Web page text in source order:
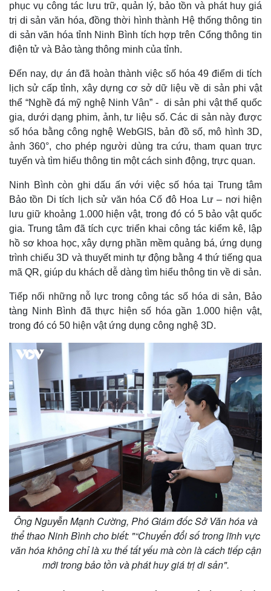
Kinh tế
Bất động sản
Khởi nghiệp
Thị trường
Giá vàng
Tiêu dùng
Tỷ giá
Giá cà phê
phục vụ công tác lưu trữ, quản lý, bảo tồn và phát huy giá
trị di sản văn hóa, đồng thời hình thành Hệ thống thông tin
di sản văn hóa tỉnh Ninh Bình tích hợp trên Cổng thông tin
điện tử và Bảo tàng thông minh của tỉnh.
Đến nay, dự án đã hoàn thành việc số hóa 49 điểm di tích
lịch sử cấp tỉnh, xây dựng cơ sở dữ liệu về di sản phi vật
thể “Nghề đá mỹ nghệ Ninh Vân” - di sản phi vật thể quốc
gia, dưới dạng phim, ảnh, tư liệu số. Các di sản này được
số hóa bằng công nghệ WebGIS, bản đồ số, mô hình 3D,
ảnh 360°, cho phép người dùng tra cứu, tham quan trực
tuyến và tìm hiểu thông tin một cách sinh động, trực quan.
Ninh Bình còn ghi dấu ấn với việc số hóa tại Trung tâm
Bảo tồn Di tích lịch sử văn hóa Cố đô Hoa Lư – nơi hiện
lưu giữ khoảng 1.000 hiện vật, trong đó có 5 bảo vật quốc
gia. Trung tâm đã tích cực triển khai công tác kiểm kê, lập
hồ sơ khoa học, xây dựng phần mềm quảng bá, ứng dụng
trình chiếu 3D và thuyết minh tự động bằng 4 thứ tiếng qua
mã QR, giúp du khách dễ dàng tìm hiểu thông tin về di sản.
Tiếp nối những nỗ lực trong công tác số hóa di sản, Bảo
tàng Ninh Bình đã thực hiện số hóa gần 1.000 hiện vật,
trong đó có 50 hiện vật ứng dụng công nghệ 3D.
Ông Nguyễn Mạnh Cường, Phó Giám đốc Sở Văn hóa và
thể thao Ninh Bình cho biết: "“Chuyển đổi số trong lĩnh vực
văn hóa không chỉ là xu thế tất yếu mà còn là cách tiếp cận
mới trong bảo tồn và phát huy giá trị di sản".